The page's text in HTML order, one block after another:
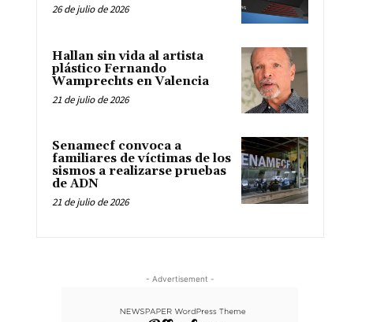
26 de julio de 2026
Hallan sin vida al artista
plástico Fernando
Wamprechts en Valencia
21 de julio de 2026
Senamecf convoca a
familiares de víctimas de los
sismos a realizarse pruebas
de ADN
21 de julio de 2026
- Advertisement -